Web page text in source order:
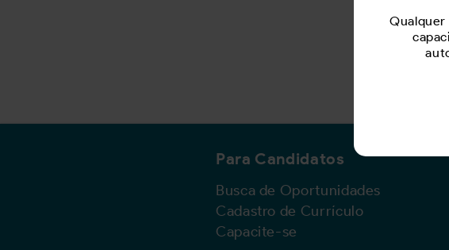
Para Candidatos
Busca de Oportunidades
Cadastro de Currículo
Capacite-se
Qualquer